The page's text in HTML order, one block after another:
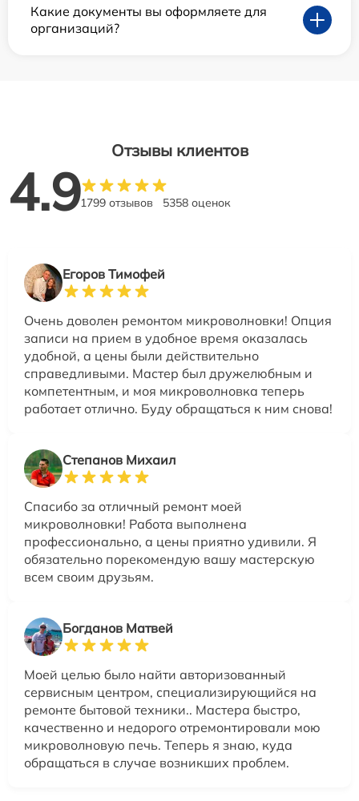
Какие документы вы оформляете для
организаций?
Отзывы клиентов
4.91799 отзывов 5358 оценок
Егоров Тимофей
Очень доволен ремонтом микроволновки! Опция
записи на прием в удобное время оказалась
удобной, а цены были действительно
справедливыми. Мастер был дружелюбным и
компетентным, и моя микроволновка теперь
работает отлично. Буду обращаться к ним снова!
Степанов Михаил
Спасибо за отличный ремонт моей
микроволновки! Работа выполнена
профессионально, а цены приятно удивили. Я
обязательно порекомендую вашу мастерскую
всем своим друзьям.
Богданов Матвей
Моей целью было найти авторизованный
сервисным центром, специализирующийся на
ремонте бытовой техники.. Мастера быстро,
качественно и недорого отремонтировали мою
микроволновую печь. Теперь я знаю, куда
обращаться в случае возникших проблем.